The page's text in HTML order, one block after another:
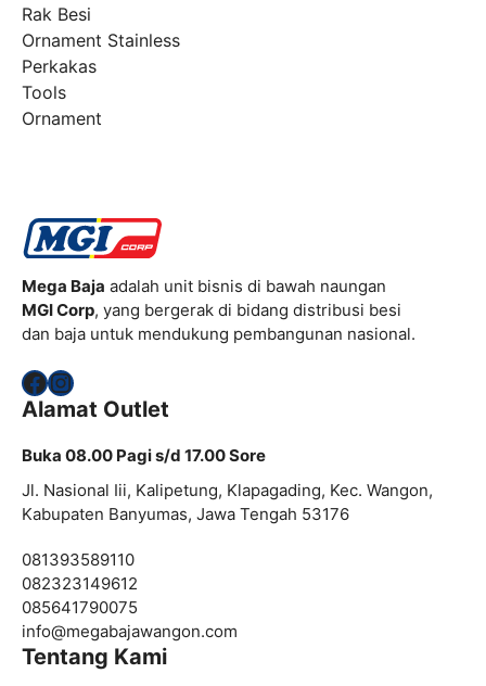
Rak Besi
Ornament Stainless
Perkakas
Tools
Ornament
Mega Baja adalah unit bisnis di bawah naungan
MGI Corp, yang bergerak di bidang distribusi besi
dan baja untuk mendukung pembangunan nasional.
Facebook
Instagram
Alamat Outlet
Buka 08.00 Pagi s/d 17.00 Sore
Jl. Nasional Iii, Kalipetung, Klapagading, Kec. Wangon,
Kabupaten Banyumas, Jawa Tengah 53176
081393589110
082323149612
085641790075
info@megabajawangon.com
Tentang Kami